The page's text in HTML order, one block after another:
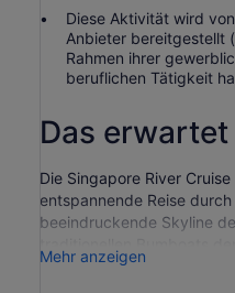
Diese Aktivität wird
Anbieter bereitgestellt
Rahmen ihrer
beruflichen Tätigkeit
Das
Die Singapore River
entspannende Reise
beeindruckende Skyline
entlang und genieße einen
Mehr anzeigen